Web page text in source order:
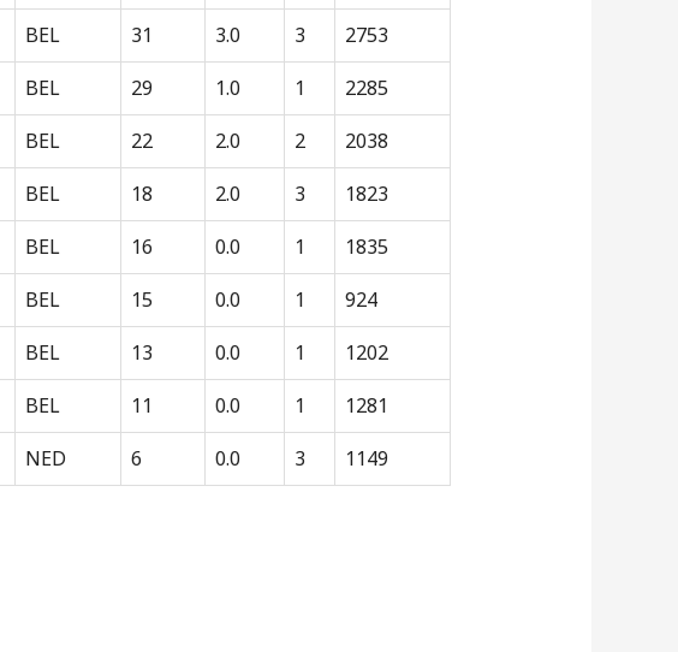
BEL 31 3.0 3
2753
BEL 29 1.0 1
2285
BEL 22 2.0 2
2038
BEL 18 2.0 3
1823
BEL 16 0.0 1
1835
BEL 15 0.0 1
924
BEL 13 0.0 1
1202
BEL 11 0.0 1
1281
NED 6 0.0 3 1149